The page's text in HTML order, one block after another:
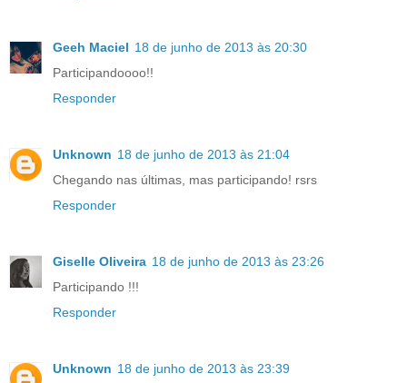
Geeh Maciel 18 de junho de 2013 às 20:30
Participandoooo!!
Responder
Unknown 18 de junho de 2013 às 21:04
Chegando nas últimas, mas participando! rsrs
Responder
Giselle Oliveira 18 de junho de 2013 às 23:26
Participando !!!
Responder
Unknown 18 de junho de 2013 às 23:39